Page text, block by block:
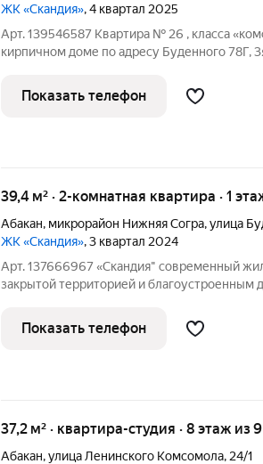
ЖК «Скандия», 4 квартал 2025
Арт. 139546587 Квартира № 26 , класса
кирпичном доме по адресу Буденного 78Г,
расположенный у подножия горы Любви.
малоэтажную
Показать телефон
39,4 м² · 2-комнатная квартира · 1
Абакан, микрорайон Нижняя Согра,улица
ЖК «Скандия», 3 квартал 2024
Арт. 137666967 «Скандия" современный
закрытой территорией и благоустроенным
лишнего шума. Пред-чистовая отделка
улучшенная отделка:
Показать телефон
37,2 м² · квартира-студия · 8 этаж из 9
Абакан,улица Ленинского Комсомола, 24/1